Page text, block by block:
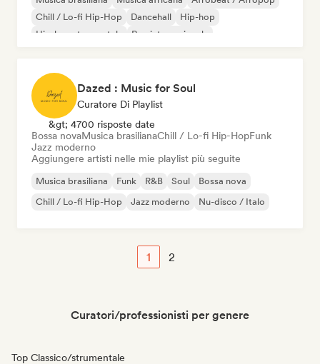
Chill / Lo-fi Hip-Hop
Dancehall
Hip-hop
Hip-hop strumentale
Rap internazionale
Dazed : Music for Soul
Curatore Di Playlist
&gt; 4700 risposte date
Bossa novaMusica brasilianaChill / Lo-fi Hip-HopFunk
Jazz moderno
Aggiungere artisti nelle mie playlist più seguite
Musica brasiliana Funk R&B Soul
Bossa nova
Chill / Lo-fi Hip-Hop
Jazz moderno Nu-disco / Italo
1 2
Curatori/professionisti per genere
Top Classico/strumentale